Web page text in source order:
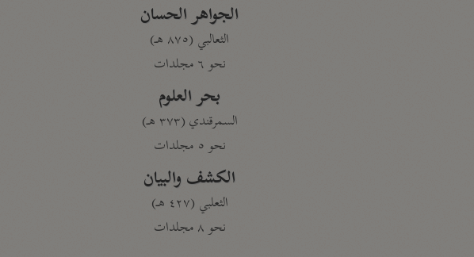
الجواهر الحسان
الثعالبي (٨٧٥ هـ)
نحو ٦ مجلدات
بحر العلوم
السمرقندي (٣٧٣ هـ)
نحو ٥ مجلدات
الكشف والبيان
الثعلبي (٤٢٧ هـ)
نحو ٨ مجلدات